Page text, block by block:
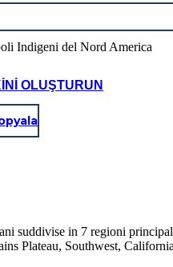
OLUŞTURUN
suddivise in 7 regioni
Plateau, Southwest,